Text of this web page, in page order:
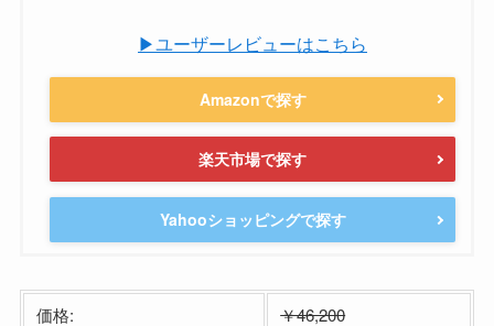
▶ユーザーレビューはこちら
Amazonで探す
楽天市場で探す
Yahooショッピングで探す
価格:
￥46,200